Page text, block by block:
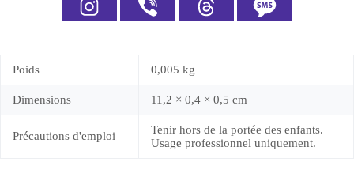
Poids 0,005 kg
Dimensions 11,2 × 0,4 × 0,5 cm
Précautions d'emploi
Tenir hors de la portée des enfants.
Usage professionnel uniquement.